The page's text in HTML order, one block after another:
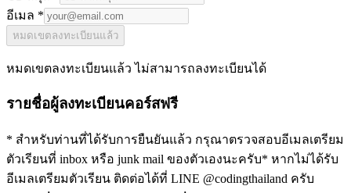
อีเมล *
หมดเขตลงทะเบียนแล้ว
หมดเขตลงทะเบียนแล้ว ไม่สามารถลงทะเบียนได้
รายชื่อผู้ลงทะเบียนคอร์สฟรี
* สำหรับท่านที่ได้รับการยืนยันแล้ว กรุณาตรวจสอบอีเมลเตรียม
ตัวเรียนที่ inbox หรือ junk mail ของตัวเองนะครับ* หากไม่ได้รับ
อีเมลเตรียมตัวเรียน ติดต่อได้ที่ LINE @codingthailand ครับ